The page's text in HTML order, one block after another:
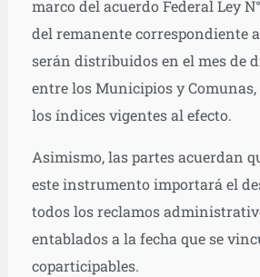
marco del acuerdo Federal Ley
del remanente correspondiente
serán distribuidos en el mes de
entre los Municipios y
los índices vigentes al efecto.
Asimismo, las partes acuerdan
este instrumento importará el
todos los reclamos
entablados a la fecha que se
coparticipables.